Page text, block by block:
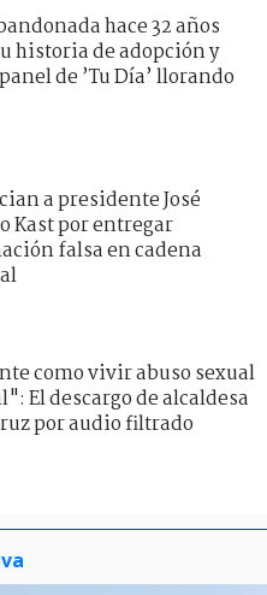
hace 32 años
historia de adopción y
de ’Tu Día’ llorando
a presidente José
Kast por entregar
falsa en cadena
como vivir abuso sexual
El descargo de alcaldesa
por audio filtrado